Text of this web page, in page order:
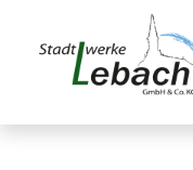
u
h
K